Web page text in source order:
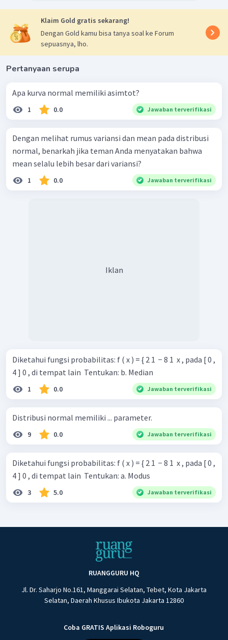
Klaim Gold gratis sekarang!
Dengan Gold kamu bisa tanya soal ke Forum
sepuasnya, lho.
Pertanyaan serupa
Apa kurva normal memiliki asimtot?
1 0.0 Jawaban terverifikasi
Dengan melihat rumus variansi dan mean pada distribusi
normal, benarkah jika teman Anda menyatakan bahwa
mean selalu lebih besar dari variansi?
1 0.0 Jawaban terverifikasi
Iklan
Diketahui fungsi probabilitas: f ( x ) = { 2 1 ​ − 8 1 ​ x , pada [ 0 ,
4 ] 0 , di tempat lain ​ Tentukan: b. Median
1 0.0 Jawaban terverifikasi
Distribusi normal memiliki ... parameter.
9 0.0 Jawaban terverifikasi
Diketahui fungsi probabilitas: f ( x ) = { 2 1 ​ − 8 1 ​ x , pada [ 0 ,
4 ] 0 , di tempat lain ​ Tentukan: a. Modus
3 5.0 Jawaban terverifikasi
RUANGGURU HQ
Jl. Dr. Saharjo No.161, Manggarai Selatan, Tebet, Kota Jakarta
Selatan, Daerah Khusus Ibukota Jakarta 12860
Coba GRATIS Aplikasi Roboguru